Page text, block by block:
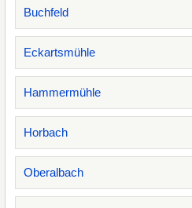
Buchfeld
Eckartsmühle
Hammermühle
Horbach
Oberalbach